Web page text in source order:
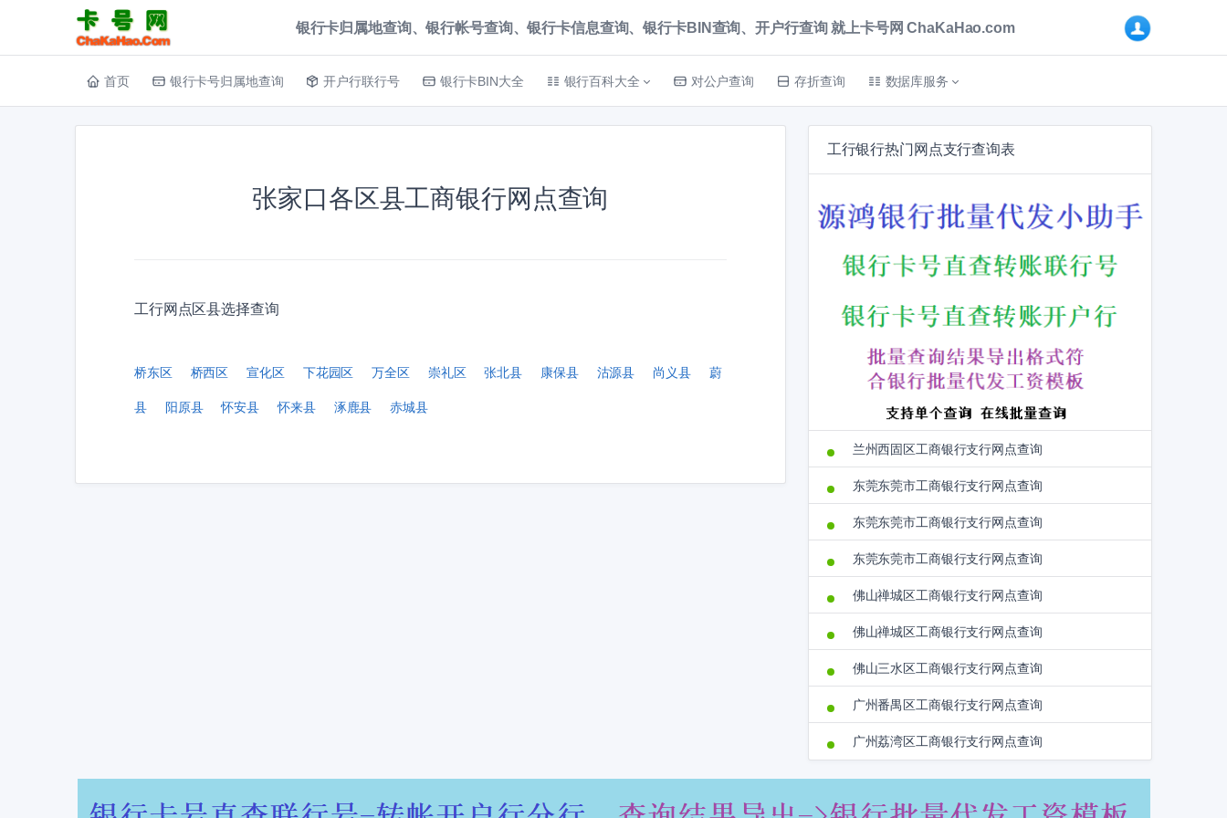
银行卡归属地查询、银行帐号查询、银行卡信息查询、银行卡BIN查询、开户行查询 就上卡号网 ChaKaHao.com
首页 银行卡号归属地查询 开户行联行号 银行卡BIN大全 银行百科大全 对公户查询 存折查询 数据库服务
张家口各区县工商银行网点查询
工行网点区县选择查询
桥东区 桥西区 宣化区 下花园区 万全区 崇礼区 张北县 康保县 沽源县 尚义县 蔚
县 阳原县 怀安县 怀来县 涿鹿县 赤城县
工行银行热门网点支行查询表
兰州西固区工商银行支行网点查询
东莞东莞市工商银行支行网点查询
东莞东莞市工商银行支行网点查询
东莞东莞市工商银行支行网点查询
佛山禅城区工商银行支行网点查询
佛山禅城区工商银行支行网点查询
佛山三水区工商银行支行网点查询
广州番禺区工商银行支行网点查询
广州荔湾区工商银行支行网点查询